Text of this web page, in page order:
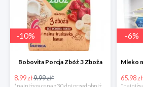
-10%
Bobovita Porcja Zbóż 3 Zboża
8.99 zł9.99 zł*
-6%
65.98 zł